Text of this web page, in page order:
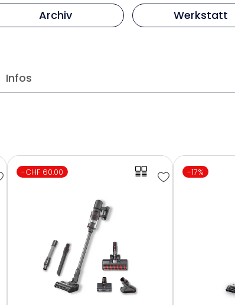
Archiv Werkstatt
Infos
-CHF 60.00 -17%